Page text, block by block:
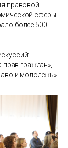
правовой
сферы
более 500
прав граждан»,
и молодежь».